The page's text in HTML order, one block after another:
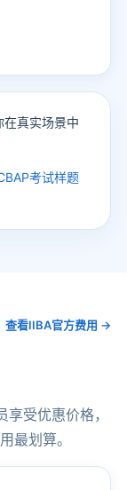
真实场景中
考试样题
查看IIBA官方费用 →
享受优惠价格，
最划算。